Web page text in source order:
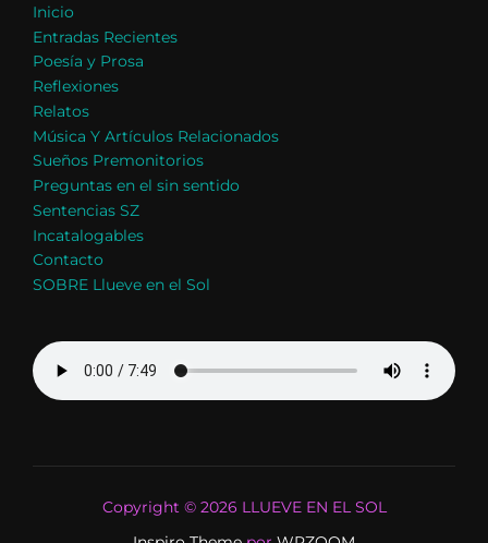
Inicio
Entradas Recientes
Poesía y Prosa
Reflexiones
Relatos
Música Y Artículos Relacionados
Sueños Premonitorios
Preguntas en el sin sentido
Sentencias SZ
Incatalogables
Contacto
SOBRE Llueve en el Sol
Copyright © 2026 LLUEVE EN EL SOL